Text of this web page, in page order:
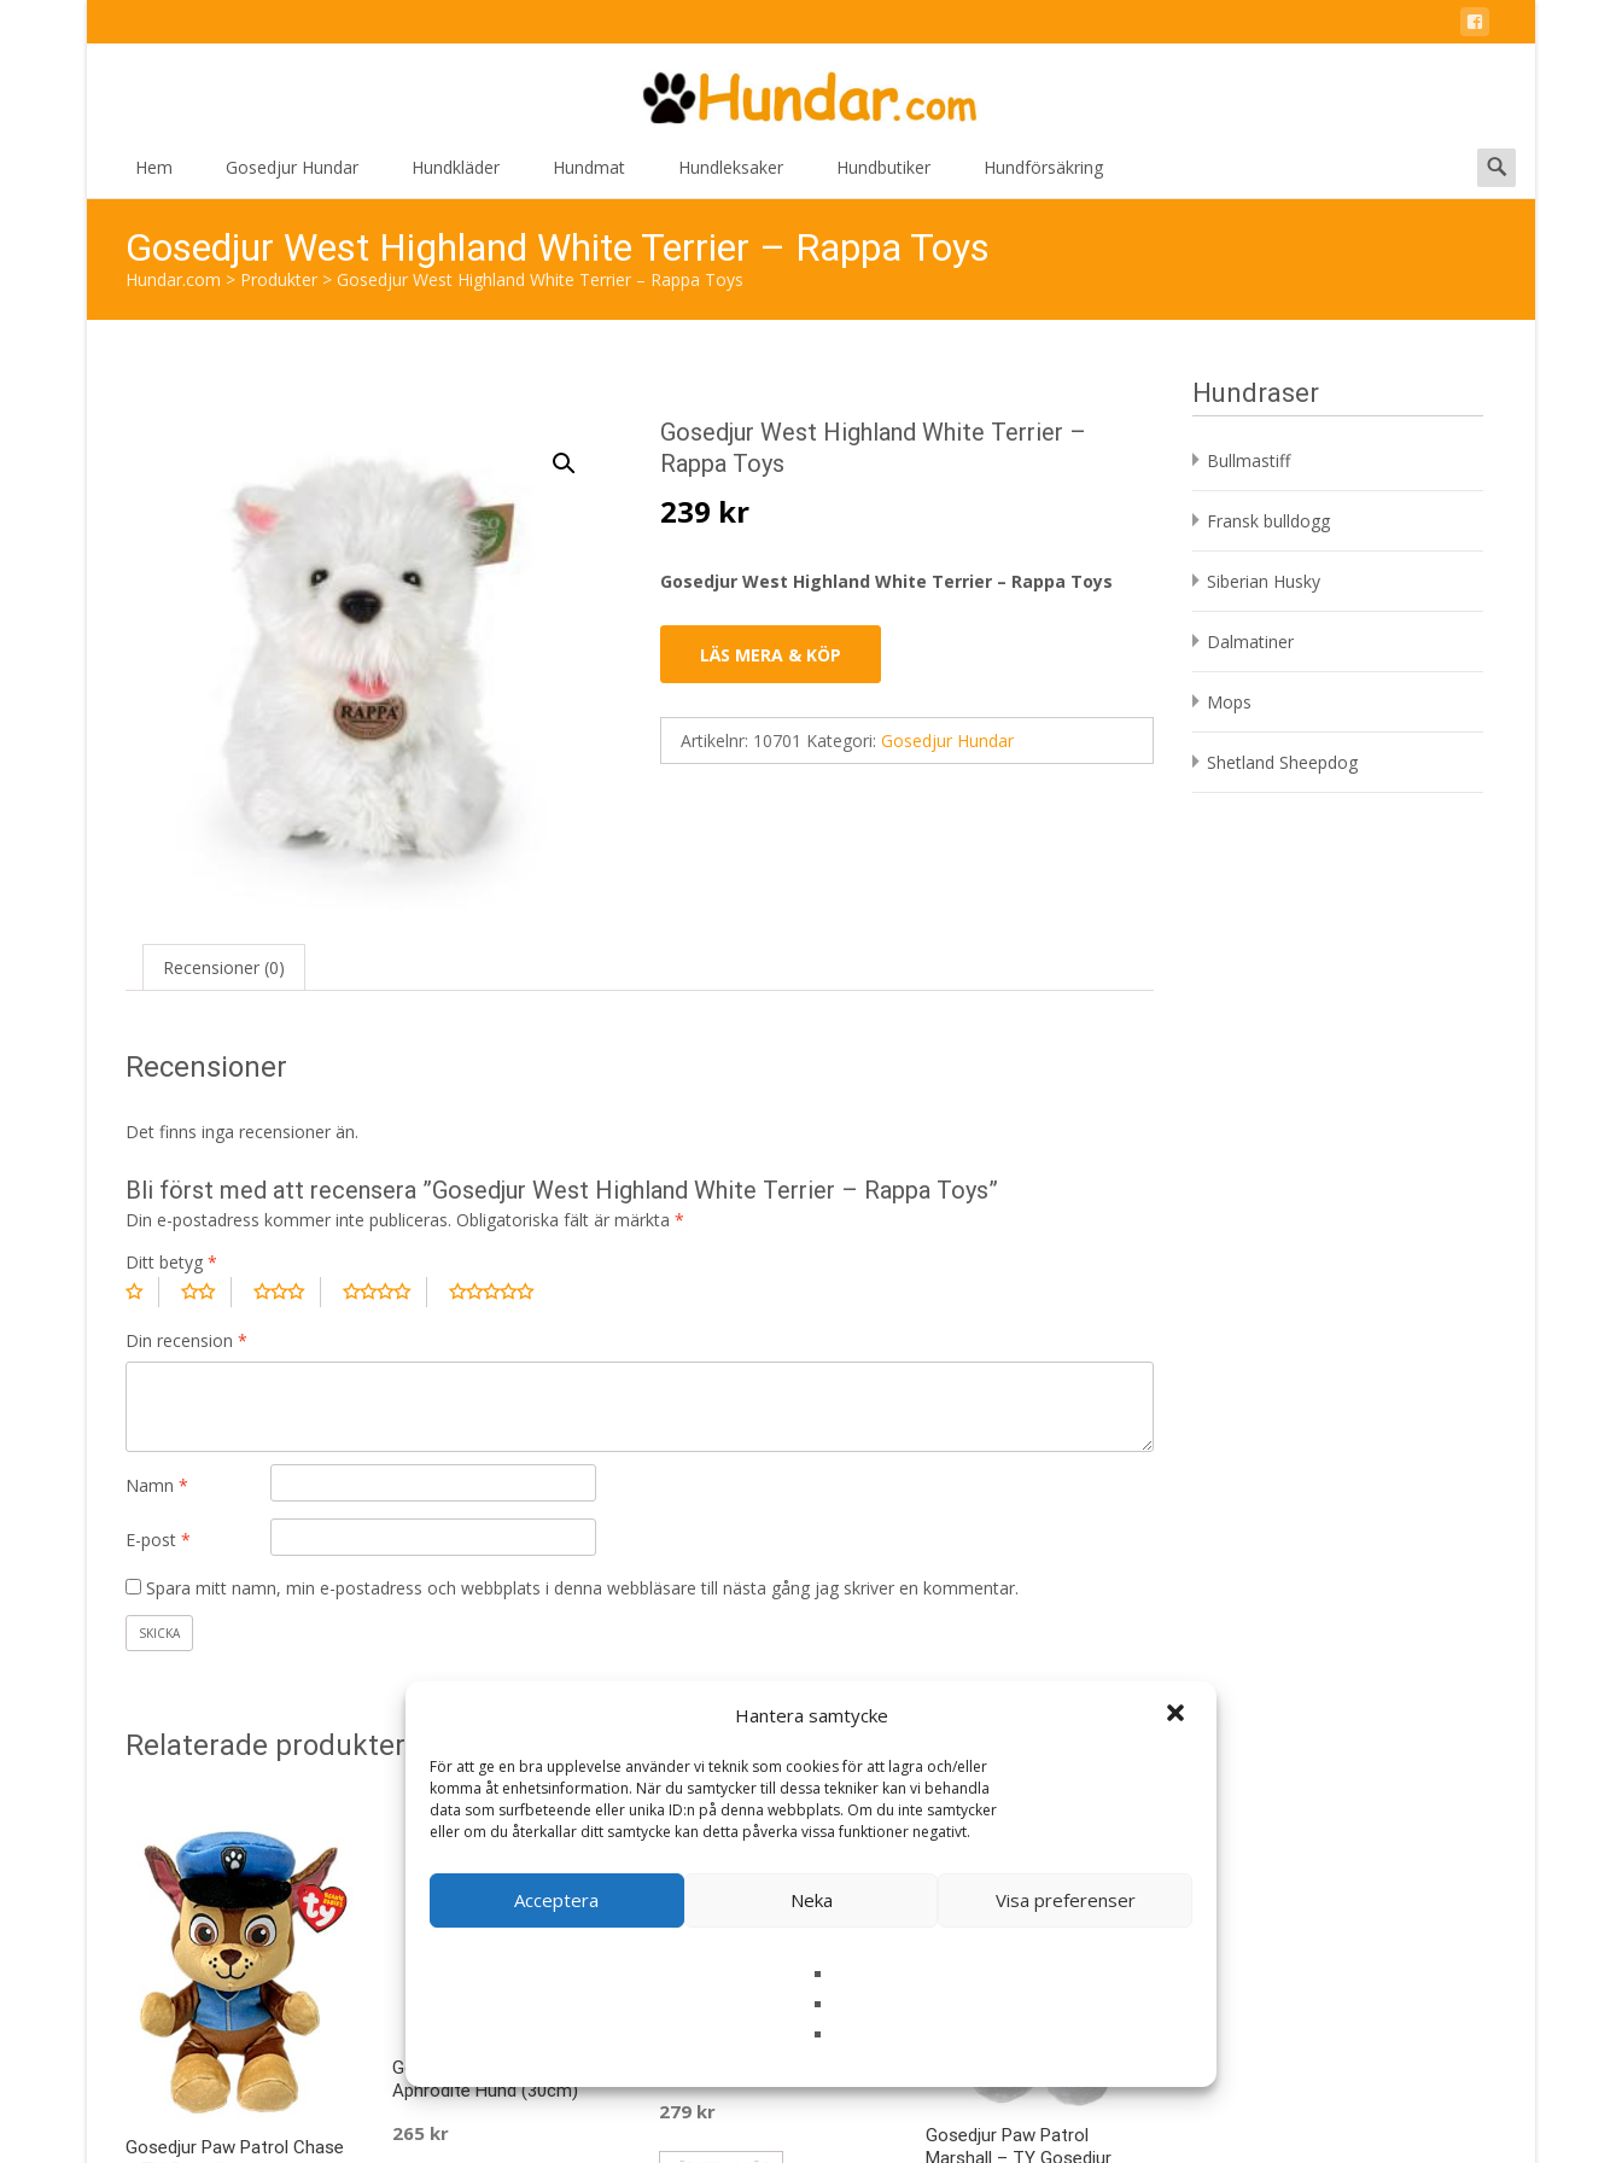
Hantera samtycke
För att ge en bra upplevelse använder vi teknik som cookies för att lagra och/eller
komma åt enhetsinformation. När du samtycker till dessa tekniker kan vi behandla
data som surfbeteende eller unika ID:n på denna webbplats. Om du inte samtycker
eller om du återkallar ditt samtycke kan detta påverka vissa funktioner negativt.
Acceptera Neka Visa preferenser
Hem Gosedjur Hundar Hundkläder Hundmat Hundleksaker Hundbutiker Hundförsäkring
Search
for:
Gosedjur West Highland White Terrier – Rappa Toys
Hundar.com > Produkter > Gosedjur West Highland White Terrier – Rappa Toys
Gosedjur West Highland White Terrier –
Rappa Toys
239 kr
Gosedjur West Highland White Terrier – Rappa Toys
LÄS MERA & KÖP
Artikelnr: 10701 Kategori:Gosedjur Hundar
Recensioner (0)
Recensioner
Det finns inga recensioner än.
Bli först med att recensera ”Gosedjur West Highland White Terrier – Rappa Toys”
Din e-postadress kommer inte publiceras. Obligatoriska fält är märkta *
Ditt betyg *
Din recension *
Namn *
E-post *
Spara mitt namn, min e-postadress och webbplats i denna webbläsare till nästa gång jag skriver en kommentar.
Relaterade produkter
Gosedjur Paw Patrol Chase
Gosedjur Squishmallows
Aphrodite Hund (30cm)
265 kr
279 kr
Gosedjur Paw Patrol
Marshall – TY Gosedjur
Hund – TY Gosedjur
Hundraser
Bullmastiff
Fransk bulldogg
Siberian Husky
Dalmatiner
Mops
Shetland Sheepdog